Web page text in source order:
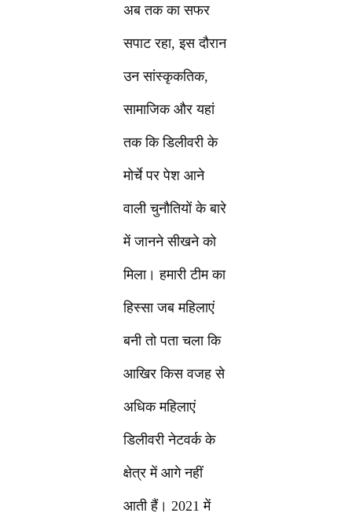
अब तक का सफर
सपाट रहा, इस दौरान
उन सांस्कृकतिक,
सामाजिक और यहां
तक कि डिलीवरी के
मोर्चे पर पेश आने
वाली चुनौतियों के बारे
में जानने सीखने को
मिला। हमारी टीम का
हिस्सा जब महिलाएं
बनी तो पता चला कि
आखिर किस वजह से
अधिक महिलाएं
डिलीवरी नेटवर्क के
क्षेत्र में आगे नहीं
आती हैं। 2021 में